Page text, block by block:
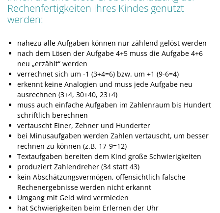
Rechenfertigkeiten Ihres Kindes genutzt
werden:
nahezu alle Aufgaben können nur zählend gelöst werden
nach dem Lösen der Aufgabe 4+5 muss die Aufgabe 4+6
neu „erzählt“ werden
verrechnet sich um -1 (3+4=6) bzw. um +1 (9-6=4)
erkennt keine Analogien und muss jede Aufgabe neu
ausrechnen (3+4, 30+40, 23+4)
muss auch einfache Aufgaben im Zahlenraum bis Hundert
schriftlich berechnen
vertauscht Einer, Zehner und Hunderter
bei Minusaufgaben werden Zahlen vertauscht, um besser
rechnen zu können (z.B. 17-9=12)
Textaufgaben bereiten dem Kind große Schwierigkeiten
produziert Zahlendreher (34 statt 43)
kein Abschätzungsvermögen, offensichtlich falsche
Rechenergebnisse werden nicht erkannt
Umgang mit Geld wird vermieden
hat Schwierigkeiten beim Erlernen der Uhr